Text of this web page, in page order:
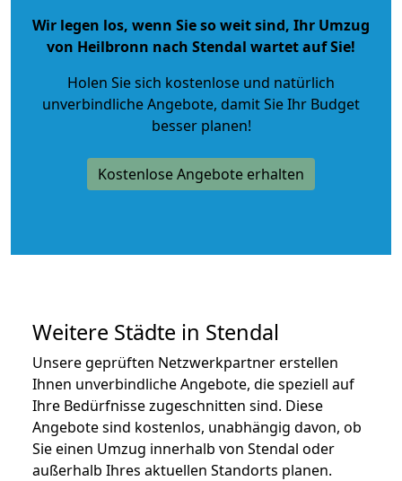
Wir legen los, wenn Sie so weit sind, Ihr Umzug
von Heilbronn nach Stendal wartet auf Sie!
Holen Sie sich kostenlose und natürlich
unverbindliche Angebote, damit Sie Ihr Budget
besser planen!
Kostenlose Angebote erhalten
Weitere Städte in Stendal
Unsere geprüften Netzwerkpartner erstellen
Ihnen unverbindliche Angebote, die speziell auf
Ihre Bedürfnisse zugeschnitten sind. Diese
Angebote sind kostenlos, unabhängig davon, ob
Sie einen Umzug innerhalb von Stendal oder
außerhalb Ihres aktuellen Standorts planen.